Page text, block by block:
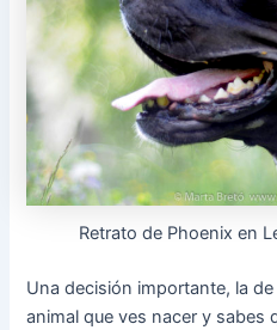
Retrato de Phoenix en
Una decisión importante, la
animal que ves nacer y sabes